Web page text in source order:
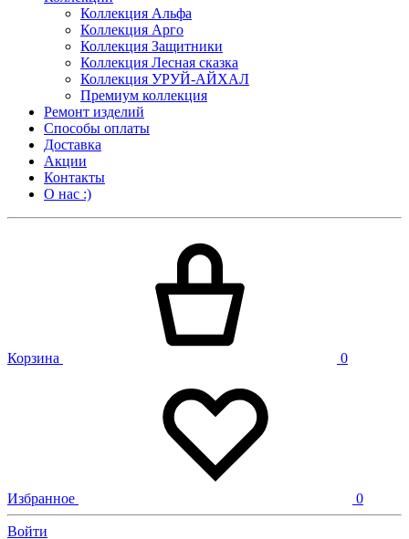
Коллекция Альфа
Коллекция Арго
Коллекция Защитники
Коллекция Лесная сказка
Коллекция УРУЙ-АЙХАЛ
Премиум коллекция
Ремонт изделий
Способы оплаты
Доставка
Акции
Контакты
О нас :)
Корзина 0
Избранное 0
Войти